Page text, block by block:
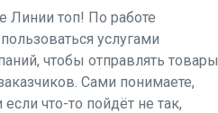
Линии топ! По работе
услугами
чтобы отправлять товары
Сами понимаете,
что-то пойдёт не так,